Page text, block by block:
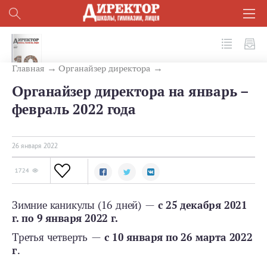
Главная Органайзер директора
Органайзер директора на январь –
февраль 2022 года
26 января 2022
1724
Зимние каникулы (16 дней) —с 25 декабря 2021
г. по 9 января 2022 г.
Третья четверть —с 10 января по 26 марта 2022
г.